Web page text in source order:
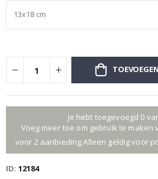
Je hebt toegevoegd 0
Voeg meer toe om gebruik te
voor 2 aanbieding.Alleen geldig voor
ID 12184